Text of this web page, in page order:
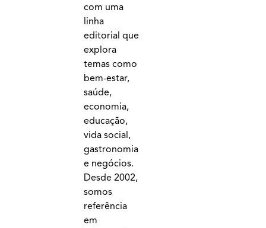
com uma
linha
editorial que
explora
temas como
bem-estar,
saúde,
economia,
educação,
vida social,
gastronomia
e negócios.
Desde 2002,
somos
referência
em